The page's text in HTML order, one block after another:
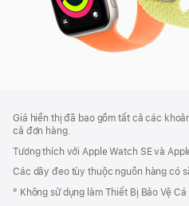
Thích
Chân
Trang
thích
Giá hiển thị đã bao gồm tất cả các
cả đơn hàng.
Tương thích với Apple Watch SE và
Các dây đeo tùy thuộc nguồn hàng có
° Không sử dụng làm Thiết Bị Bảo Vệ